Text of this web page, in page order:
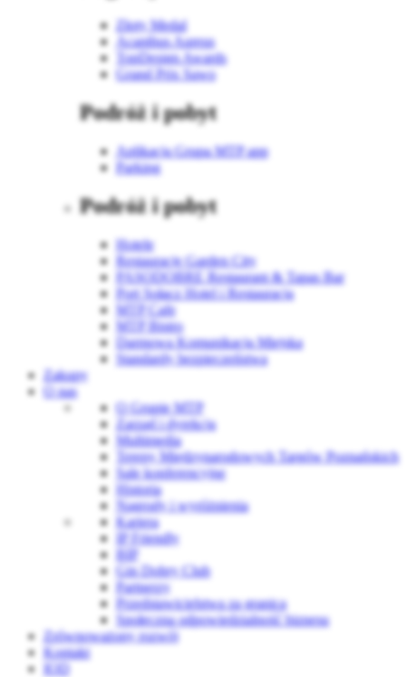
Złoty Medal
Acanthus Aureus
TopDesign Awards
Grand Prix Sawo
Podróż i pobyt
Aplikacja Grupa MTP app
Parking
Podróż i pobyt
Hotele
Restauracje Garden City
PASODOBRE Restaurant & Tapas Bar
Port Sołacz Hotel i Restauracja
MTP Cafe
MTP Bistro
Darmowa Komunikacja Miejska
Standardy bezpieczeństwa
Zakupy
O nas
O Grupie MTP
Zarząd i dyrekcja
Multimedia
Tereny Międzynarodowych Targów Poznańskich
Sale konferencyjne
Historia
Nagrody i wyróżnienia
Kariera
IP Friendly
BIP
Gin Dobry Club
Partnerzy
Przedstawicielstwa za granicą
Społeczna odpowiedzialność biznesu
Zrównoważony rozwój
Kontakt
IOD